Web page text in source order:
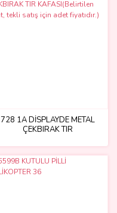
728 1A DİSPLAYDE METAL
ÇEKBIRAK TIR
satış için adet fiyatıdır.)